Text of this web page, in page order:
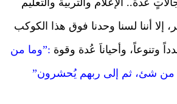
عدة.. الإعلام والتربية والتعليم
أننا لسنا وحدنا فوق هذا الكوكب
وتنوعاً، وأحياناَ عُدة وقوة :”وما من
من شئ، ثم إلى ربهم يُحشرون”